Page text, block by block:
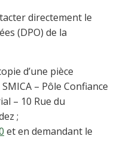
directement le
(DPO) de la
d’une pièce
– Pôle Confiance
– 10 Rue du
;
et en demandant le